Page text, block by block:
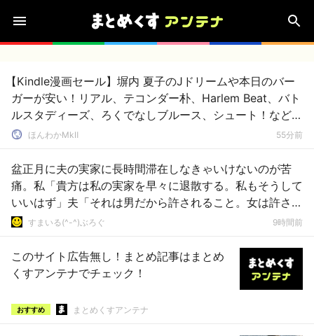
【Kindle漫画セール】塀内 夏子のJドリームや本日のバー
ガーが安い！リアル、テコンダー朴、Harlem Beat、バト
ルスタディーズ、ろくでなしブルース、シュート！なども
ポイント還元！
ほんわかMkⅡ 55分前
盆正月に夫の実家に長時間滞在しなきゃいけないのが苦
痛。私「貴方は私の実家を早々に退散する。私もそうして
いいはず」夫「それは男だから許されること。女は許され
ない」すまいる(^-^)ぶろぐ 9時間前
このサイト広告無し！まとめ記事はまとめ
くすアンテナでチェック！
おすすめ まとめくすアンテナ